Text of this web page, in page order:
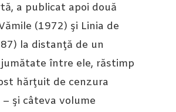
a publicat apoi două
(1972) şi Linia de
la distanţă de un
între ele, răstimp
hărţuit de cenzura
şi câteva volume